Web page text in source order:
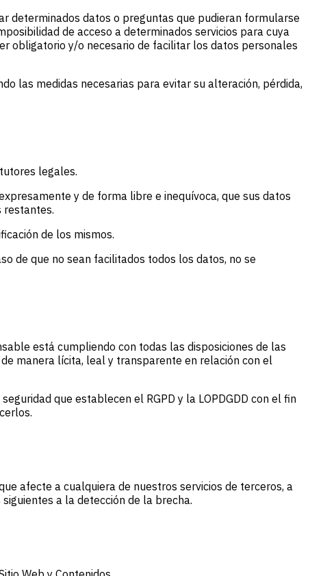
determinados datos o preguntas que pudieran formularse
de acceso a determinados servicios para cuya
obligatorio y/o necesario de facilitar los datos personales
las medidas necesarias para evitar su alteración, pérdida,
legales.
y de forma libre e inequívoca, que sus datos
restantes.
de los mismos.
de que no sean facilitados todos los datos, no se
está cumpliendo con todas las disposiciones de las
manera lícita, leal y transparente en relación con el
que establecen el RGPD y la LOPDGDD con el fin
afecte a cualquiera de nuestros servicios de terceros, a
a la detección de la brecha.